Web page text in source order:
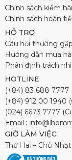
Chính sách kiểm
Chính sách hoàn
HỖ TRỢ
Câu hỏi thường gặp
Hướng dẫn mua
Phân định trách
HOTLINE
(+84) 83 688 7777
(+84) 912 00 1940
(024) 6673 7777
Email :
GIỜ LÀM VIỆC
Thứ Hai – Chủ